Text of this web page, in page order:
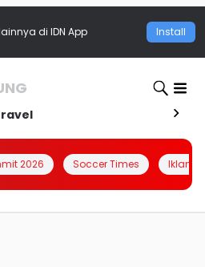
di IDN App Install
2026 Soccer Times Iklanin